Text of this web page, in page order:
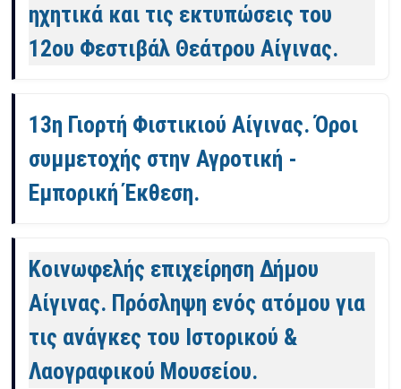
ηχητικά και τις εκτυπώσεις του
12ου Φεστιβάλ Θεάτρου Αίγινας.
13η Γιορτή Φιστικιού Αίγινας. Όροι
συμμετοχής στην Αγροτική -
Εμπορική Έκθεση.
Κοινωφελής επιχείρηση Δήμου
Αίγινας. Πρόσληψη ενός ατόμου για
τις ανάγκες του Ιστορικού &
Λαογραφικού Μουσείου.